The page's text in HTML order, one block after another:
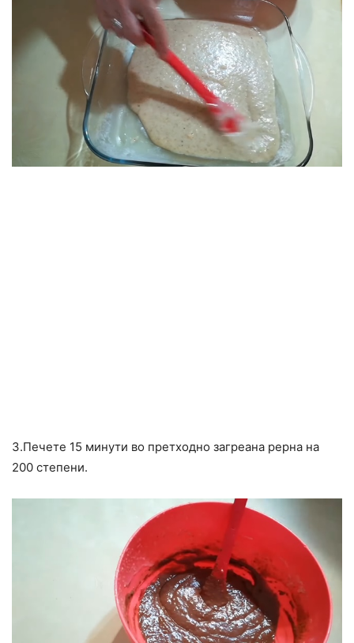
3.Печете 15 минути во претходно загреана рерна на
200 степени.